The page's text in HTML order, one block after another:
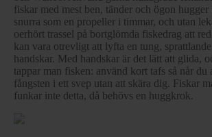
fiskar med mest ben, tänder och ögon
snurra som en propeller i timmar, och utan
oerhört trassel på bortglömda fiskedrag att
kan vara otrevligt att lyfta en tung,
handskar. Med handskar är det lätt att glida,
tappar man fisken: använd kort tafs så når du
fångsten i ett svep utan att skära dig. Fiskar
funkar inte detta, då behövs en huggkrok.